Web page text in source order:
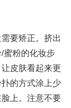
要矫正。挤出
蜜粉的化妆步
皮肤看起来更
的方式涂上少
上。注意不要